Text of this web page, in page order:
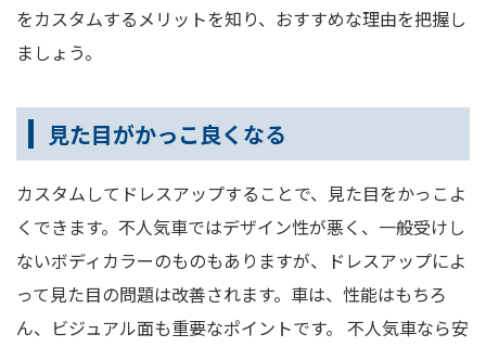
をカスタムするメリットを知り、おすすめな理由を把握し
ましょう。
見た目がかっこ良くなる
カスタムしてドレスアップすることで、見た目をかっこよ
くできます。不人気車ではデザイン性が悪く、一般受けし
ないボディカラーのものもありますが、ドレスアップによ
って見た目の問題は改善されます。車は、性能はもちろ
ん、ビジュアル面も重要なポイントです。 不人気車なら安